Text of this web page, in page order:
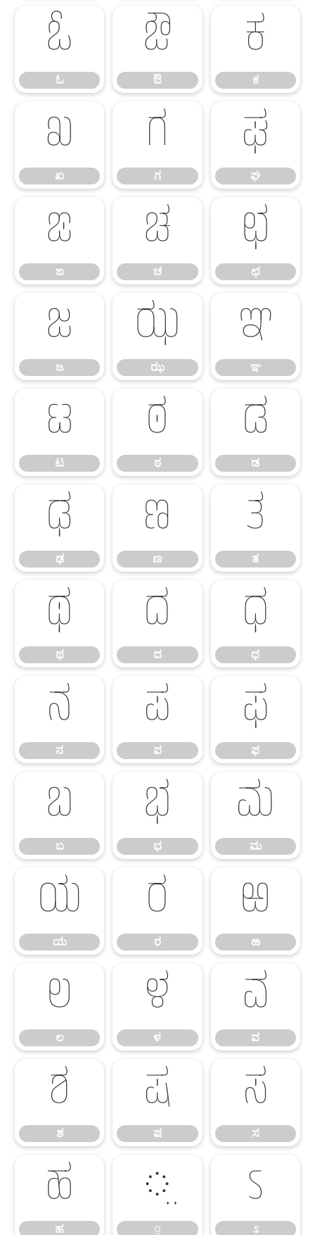
ಓ
ಓ ಔ
ಔ ಕ
ಕ
ಖ
ಖ ಗ
ಗ ಘ
ಘ
ಙ
ಙ ಚ
ಚ ಛ
ಛ
ಜ
ಜ ಝ
ಝ ಞ
ಞ
ಟ
ಟ ಠ
ಠ ಡ
ಡ
ಢ
ಢ ಣ
ಣ ತ
ತ
ಥ
ಥ ದ
ದ ಧ
ಧ
ನ
ನ ಪ
ಪ ಫ
ಫ
ಬ
ಬ ಭ
ಭ ಮ
ಮ
ಯ
ಯ ರ
ರ ಱ
ಱ
ಲ
ಲ ಳ
ಳ ವ
ವ
ಶ
ಶ ಷ
ಷ ಸ
ಸ
ಹ
ಹ ಼
಼ ಽ
ಽ